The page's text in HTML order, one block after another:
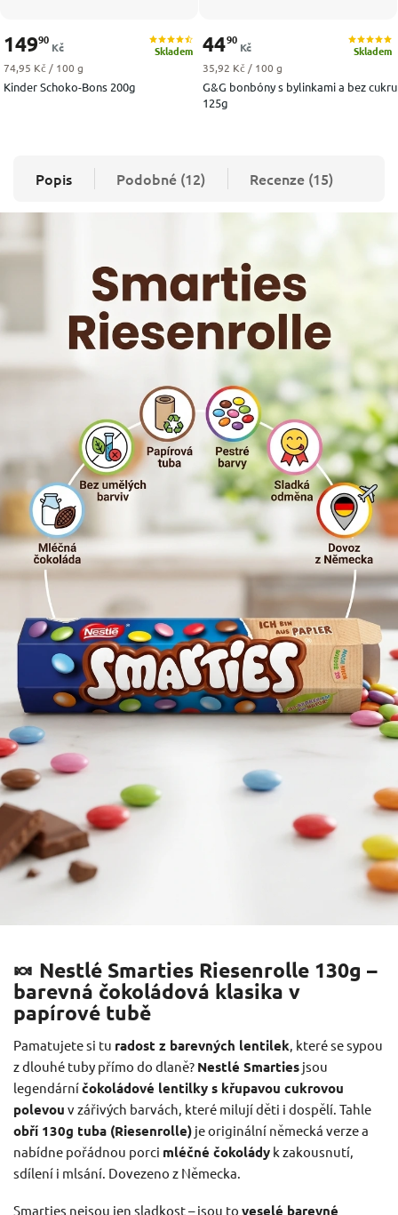
Kinder Schoko-Bons 200g
Skladem
14990
Kč
Měrná cena:
74,95 Kč / 100 g
G&G bonbóny s bylinkami a bez cukru
125g
Skladem
4490
Kč
Měrná cena:
35,92 Kč / 100 g
Popis Podobné (12) Recenze (15)
🍬 Nestlé Smarties Riesenrolle 130g –
barevná čokoládová klasika v
papírové tubě
Pamatujete si tu radost z barevných lentilek, které se sypou
z dlouhé tuby přímo do dlaně? Nestlé Smarties jsou
legendárníčokoládové lentilky s křupavou cukrovou
polevou v zářivých barvách, které milují děti i dospělí. Tahle
obří 130g tuba (Riesenrolle) je originální německá verze a
nabídne pořádnou porci mléčné čokolády k zakousnutí,
sdílení i mlsání. Dovezeno z Německa.
Smarties nejsou jen sladkost – jsou to veselé barevné